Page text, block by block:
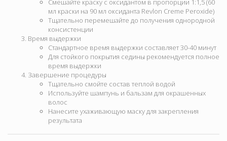
Смешайте краску с оксидантом в пропорции 1:1,5 (60
мл краски на 90 мл оксиданта Revlon Creme Peroxide)
Тщательно перемешайте до получения однородной
консистенции
Время выдержки
Стандартное время выдержки составляет 30-40 минут
Для стойкого покрытия седины рекомендуется полное
время выдержки
Завершение процедуры
Тщательно смойте состав теплой водой
Используйте шампунь и бальзам для окрашенных
волос
Нанесите ухаживающую маску для закрепления
результата